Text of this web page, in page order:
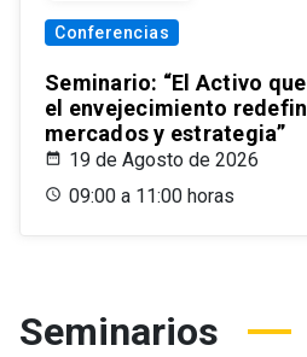
Conferencias
Seminario: “El Activo
el envejecimiento
mercados y estrategia”
19 de Agosto de 2026
09:00 a 11:00 horas
Seminarios